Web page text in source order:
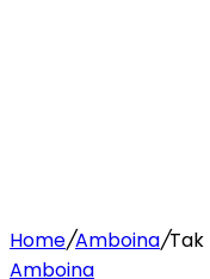
Home/Amboina/Tak
Amboina